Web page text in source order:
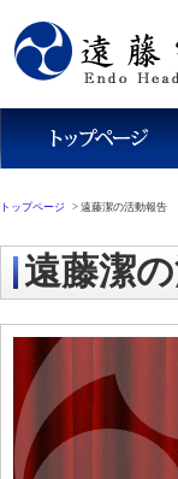
トップページ > 遠藤潔の活動報告
遠藤潔